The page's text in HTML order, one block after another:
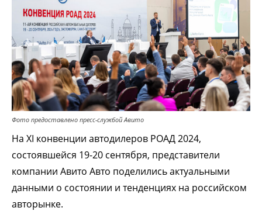
Фото предоставлено пресс-службой Авито
На XI конвенции автодилеров РОАД 2024,
состоявшейся 19-20 сентября, представители
компании Авито Авто поделились актуальными
данными о состоянии и тенденциях на российском
авторынке.